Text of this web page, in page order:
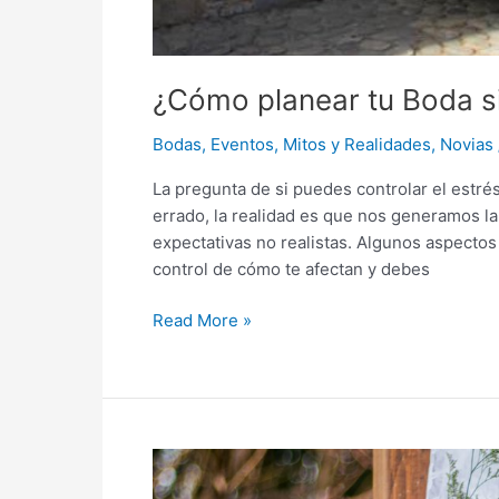
¿Cómo planear tu Boda
Bodas, Eventos, Mitos y Realidades, Novias
La pregunta de si puedes controlar el
errado, la realidad es que nos generamos
expectativas no realistas. Algunos
control de cómo te afectan y debes
Read More »
¿Estoy
Eligiendo